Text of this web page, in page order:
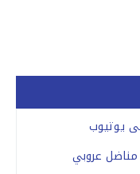
يوتيوب
عروبي